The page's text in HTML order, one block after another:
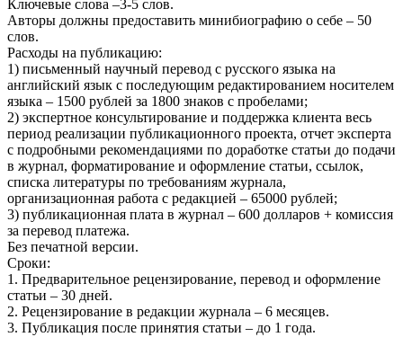
Ключевые слова –3-5 слов.
Авторы должны предоставить минибиографию о себе – 50
слов.
Расходы на публикацию:
1) письменный научный перевод с русского языка на
английский язык с последующим редактированием носителем
языка – 1500 рублей за 1800 знаков с пробелами;
2) экспертное консультирование и поддержка клиента весь
период реализации публикационного проекта, отчет эксперта
с подробными рекомендациями по доработке статьи до подачи
в журнал, форматирование и оформление статьи, ссылок,
списка литературы по требованиям журнала,
организационная работа с редакцией – 65000 рублей;
3) публикационная плата в журнал – 600 долларов + комиссия
за перевод платежа.
Без печатной версии.
Сроки:
1. Предварительное рецензирование, перевод и оформление
статьи – 30 дней.
2. Рецензирование в редакции журнала – 6 месяцев.
3. Публикация после принятия статьи – до 1 года.